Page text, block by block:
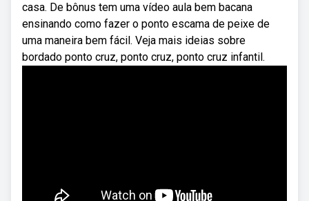
casa. De bônus tem uma vídeo aula bem bacana
ensinando como fazer o ponto escama de peixe de
uma maneira bem fácil. Veja mais ideias sobre
bordado ponto cruz, ponto cruz, ponto cruz infantil.